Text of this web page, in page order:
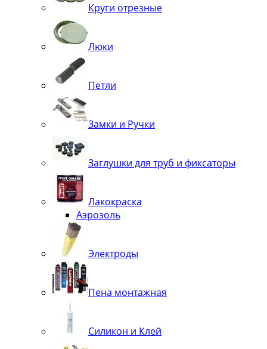
Круги отрезные
Люки
Петли
Замки и Ручки
Заглушки для труб и фиксаторы
Лакокраска
Аэрозоль
Электроды
Пена монтажная
Силикон и Клей